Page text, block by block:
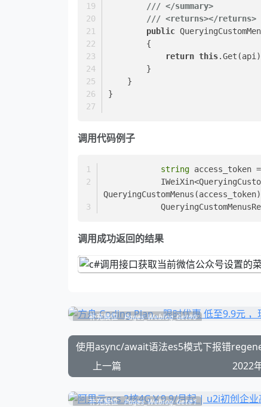
/// </summary>
/// <returns></returns>
public
        {
return this
        }
    }
}
调用代码例子
string access_token
调用成功返回的结果
补充展位 Pages_Weblog_Get#0
上一篇
2022
补充展位 Pages_Weblog_Get#1